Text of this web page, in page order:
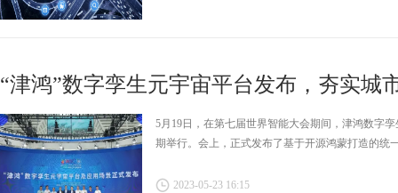
“津鸿”数字孪生元宇宙平台发布，夯实城
5月19日，在第七届世界智能大会期间，津鸿数字
期举行。会上，正式发布了基于开源鸿蒙打造的统
2023-05-23 16:15